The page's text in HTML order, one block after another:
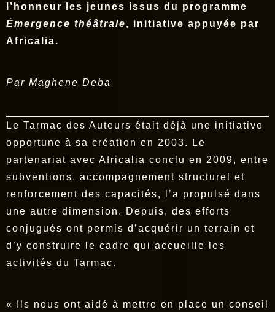
l’honneur les jeunes issus du programme
Émergence théâtrale, initiative appuyée par
Africalia.
Par Maghene Deba
Le Tarmac des Auteurs était déjà une initiative
opportune à sa création en 2003. Le
partenariat avec Africalia conclu en 2009, entre
subventions, accompagnement structurel et
renforcement des capacités, l’a propulsé dans
une autre dimension. Depuis, des efforts
conjugués ont permis d’acquérir un terrain et
d’y construire le cadre qui accueille les
activités du Tarmac.
« Ils nous ont aidé à mettre en place un conseil